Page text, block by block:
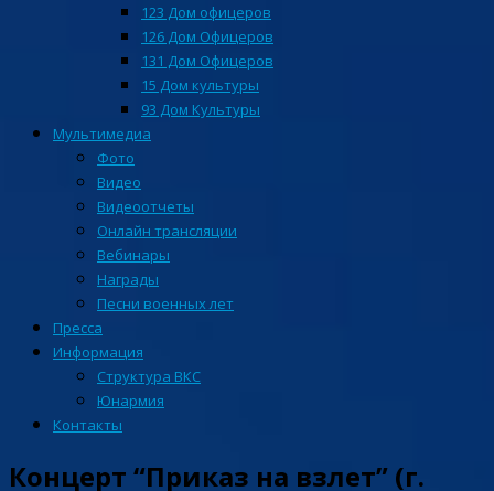
123 Дом офицеров
126 Дом Офицеров
131 Дом Офицеров
15 Дом культуры
93 Дом Культуры
Мультимедиа
Фото
Видео
Видеоотчеты
Онлайн трансляции
Вебинары
Награды
Песни военных лет
Пресса
Информация
Структура ВКС
Юнармия
Контакты
Концерт “Приказ на взлет” (г.